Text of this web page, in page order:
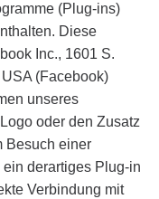
(Plug-ins)
Diese
Inc., 1601 S.
(Facebook)
unseres
oder den Zusatz
Besuch einer
derartiges Plug-in
Verbindung mit